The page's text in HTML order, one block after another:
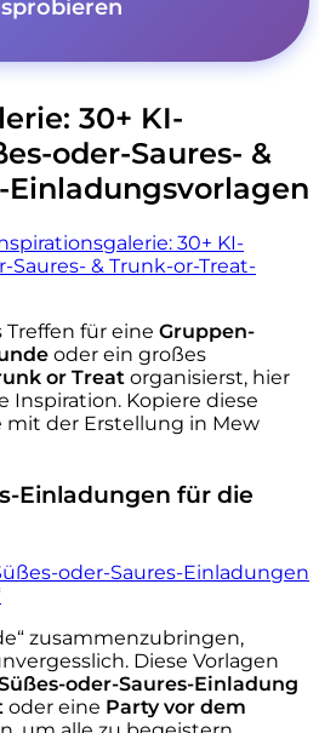
30+ KI-
oder-Saures- &
Einladungsvorlagen
30+ KI-
& Trunk-or-Treat-
Treffen für eine Gruppen-
oder ein großes
or Treat organisierst, hier
Kopiere diese
der Erstellung in Mew
Einladungen für die
oder-Saures-Einladungen
zusammenzubringen,
Diese Vorlagen
oder-Saures-Einladung
oder eine Party vor dem